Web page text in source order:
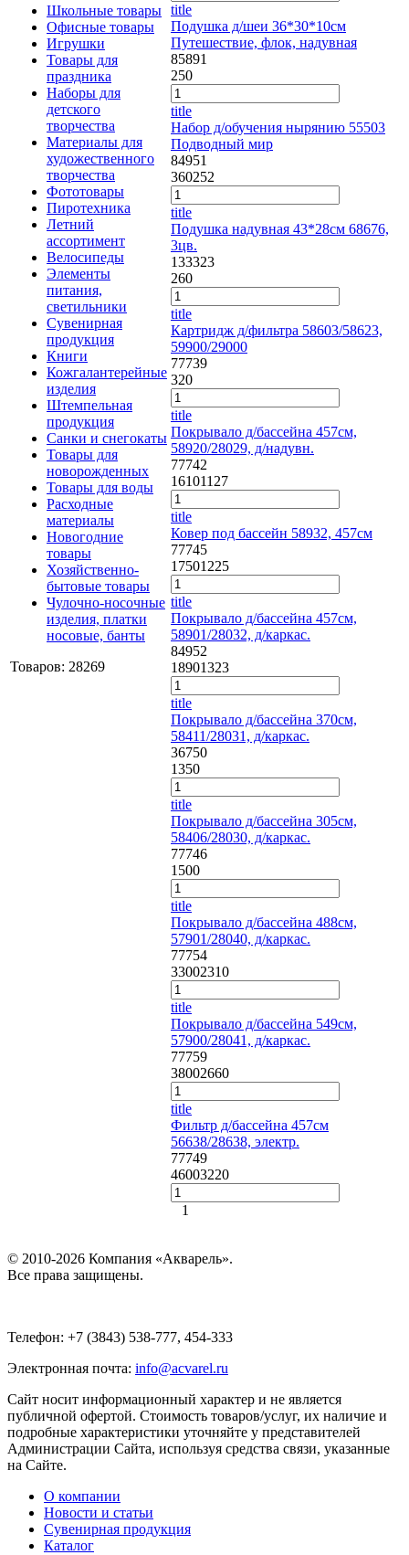
Школьные товары
Офисные товары
Игрушки
Товары для
праздника
Наборы для
детского
творчества
Материалы для
художественного
творчества
Фототовары
Пиротехника
Летний
ассортимент
Велосипеды
Элементы
питания,
светильники
Сувенирная
продукция
Книги
Кожгалантерейные
изделия
Штемпельная
продукция
Санки и снегокаты
Товары для
новорожденных
Товары для воды
Расходные
материалы
Новогодние
товары
Хозяйственно-
бытовые товары
Чулочно-носочные
изделия, платки
носовые, банты
Товаров: 28269
title
Подушка д/шеи 36*30*10см
Путешествие, флок, надувная
85891
250
title
Набор д/обучения нырянию 55503
Подводный мир
84951
360252
title
Подушка надувная 43*28см 68676,
3цв.
133323
260
title
Картридж д/фильтра 58603/58623,
59900/29000
77739
320
title
Покрывало д/бассейна 457см,
58920/28029, д/надувн.
77742
16101127
title
Ковер под бассейн 58932, 457см
77745
17501225
title
Покрывало д/бассейна 457см,
58901/28032, д/каркас.
84952
18901323
title
Покрывало д/бассейна 370см,
58411/28031, д/каркас.
36750
1350
title
Покрывало д/бассейна 305см,
58406/28030, д/каркас.
77746
1500
title
Покрывало д/бассейна 488см,
57901/28040, д/каркас.
77754
33002310
title
Покрывало д/бассейна 549см,
57900/28041, д/каркас.
77759
38002660
title
Фильтр д/бассейна 457см
56638/28638, электр.
77749
46003220
1
© 2010-2026 Компания «Акварель».
Все права защищены.
Телефон: +7 (3843) 538-777, 454-333
Электронная почта: info@acvarel.ru
Сайт носит информационный характер и не является
публичной офертой. Стоимость товаров/услуг, их наличие и
подробные характеристики уточняйте у представителей
Администрации Сайта, используя средства связи, указанные
на Сайте.
О компании
Новости и статьи
Сувенирная продукция
Каталог